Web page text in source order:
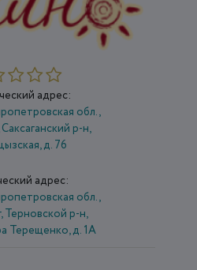
адрес:
обл.,
р-н,
д. 76
адрес:
обл.,
Терновской р-н,
Терещенко, д. 1А